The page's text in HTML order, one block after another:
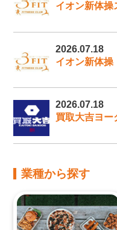
イオン新体操
2026.07.18
イオン新体操
2026.07.18
買取大吉ヨー
業種から探す